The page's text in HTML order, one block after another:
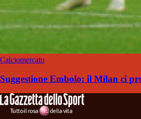
Calciomercato
Suggestione Embolo: il Milan ci